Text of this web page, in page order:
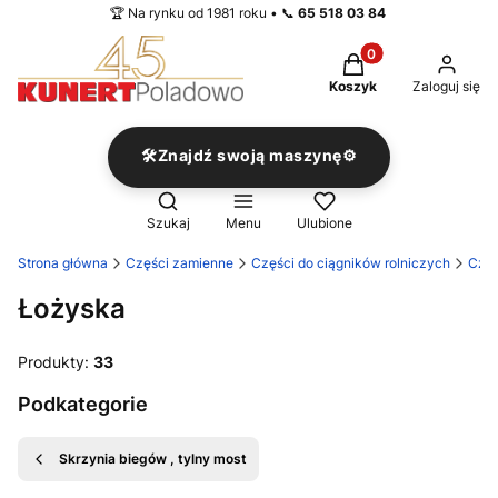
🏆 Na rynku od 1981 roku • 📞 65 518 03 84
Produkty w
Koszyk Zaloguj się
🛠️Znajdź swoją maszynę⚙️
Otwórz wyszukiwarkę
Szukaj Menu Ulubione
Strona główna Części zamienne Części do ciągników rolniczych
Łożyska
Produkty: 33
Podkategorie
Skrzynia biegów , tylny most